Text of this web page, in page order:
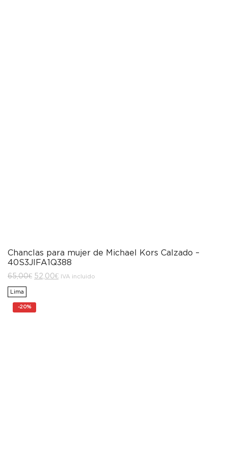
Chanclas para mujer de Michael Kors Calzado –
40S3JIFA1Q388
65,00€ El
65,00€.
52,00€ElIVA incluido
Lima
-20%